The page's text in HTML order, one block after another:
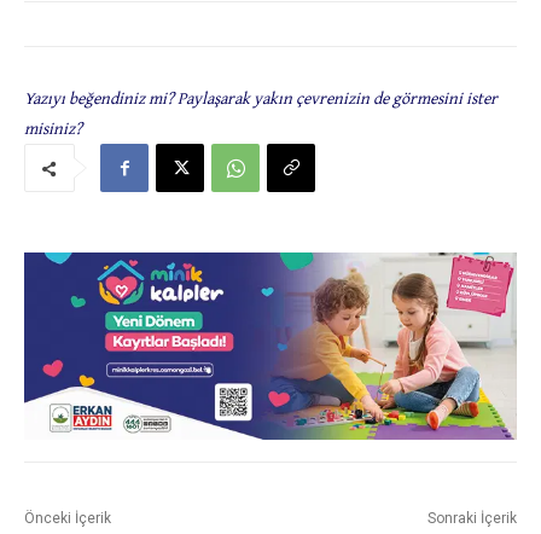
Yazıyı beğendiniz mi? Paylaşarak yakın çevrenizin de görmesini ister
misiniz?
Önceki İçerik Sonraki İçerik